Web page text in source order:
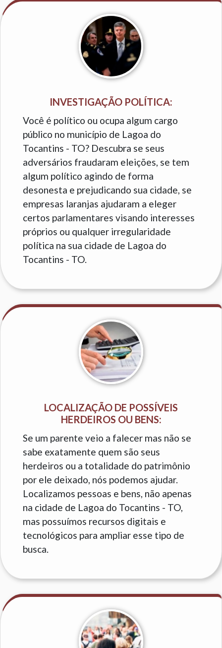
INVESTIGAÇÃO POLÍTICA:
Você é político ou ocupa algum cargo
público no município de Lagoa do
Tocantins - TO? Descubra se seus
adversários fraudaram eleições, se tem
algum político agindo de forma
desonesta e prejudicando sua cidade, se
empresas laranjas ajudaram a eleger
certos parlamentares visando interesses
próprios ou qualquer irregularidade
política na sua cidade de Lagoa do
Tocantins - TO.
LOCALIZAÇÃO DE POSSÍVEIS
HERDEIROS OU BENS:
Se um parente veio a falecer mas não se
sabe exatamente quem são seus
herdeiros ou a totalidade do patrimônio
por ele deixado, nós podemos ajudar.
Localizamos pessoas e bens, não apenas
na cidade de Lagoa do Tocantins - TO,
mas possuímos recursos digitais e
tecnológicos para ampliar esse tipo de
busca.